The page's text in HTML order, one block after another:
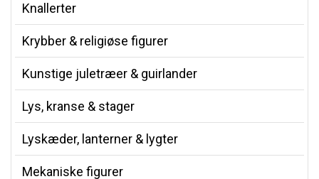
Knallerter
Krybber & religiøse figurer
Kunstige juletræer & guirlander
Lys, kranse & stager
Lyskæder, lanterner & lygter
Mekaniske figurer